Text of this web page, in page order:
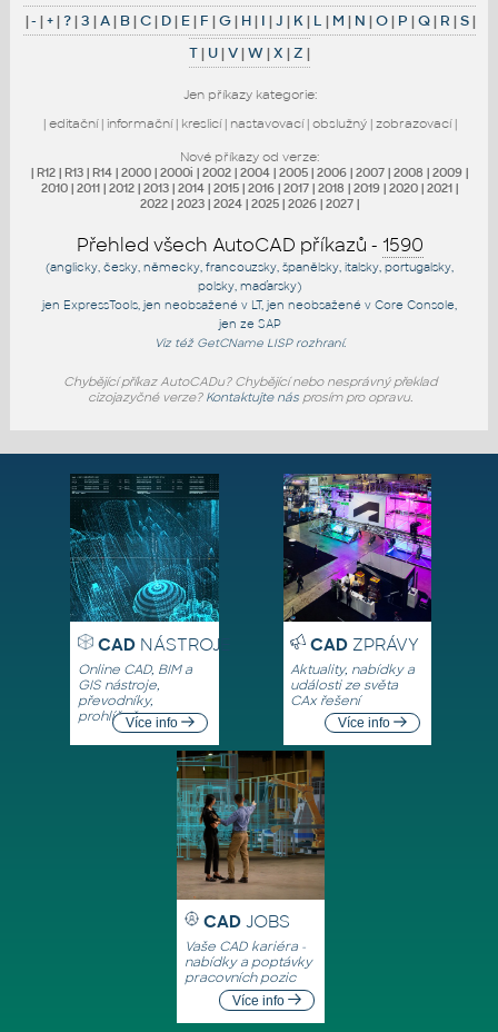
|- |+|?|3 |A| B|C| D| E| F |G| H| I |J | K| L | M | N |O| P |Q| R |S|
T| U|V|W|X |Z |
Jen příkazy kategorie:
| editační| informační| kreslicí| nastavovací| obslužný| zobrazovací|
Nové příkazy od verze:
| R12 | R13 | R14 | 2000 | 2000i | 2002 | 2004 | 2005 | 2006 | 2007 | 2008 | 2009 |
2010 | 2011 | 2012 | 2013 | 2014 | 2015 | 2016 | 2017 | 2018 | 2019 | 2020 | 2021 |
2022 | 2023 | 2024 | 2025 | 2026 | 2027 |
Přehled všech AutoCAD příkazů - 1590
(anglicky, česky, německy, francouzsky, španělsky, italsky, portugalsky,
polsky, maďarsky)
jen ExpressTools , jen neobsažené v LT, jen neobsažené v Core Console
jen ze SAP
Viz též GetCNameLISP rozhraní.
Chybějící příkaz AutoCADu? Chybějící nebo nesprávný překlad
cizojazyčné verze? Kontaktujte násprosím pro opravu.
CADNÁSTROJE
Online CAD, BIM a
GIS nástroje,
převodníky,
prohlížečeVíce info
CADZPRÁVY
Aktuality, nabídky a
události ze světa
CAx řešení
Více info
CAD JOBS
Vaše CAD kariéra -
nabídky a poptávky
pracovních pozic
Více info